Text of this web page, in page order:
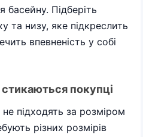
басейну. Підберіть
та низу, яке підкреслить
впевненість у собі
покупці
не підходять за розміром
різних розмірів